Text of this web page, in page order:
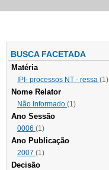
BUSCA FACETADA
Matéria
IPI- processos NT - ressa (1)
Nome Relator
Não Informado (1)
Ano Sessão
0006 (1)
Ano Publicação
2007 (1)
Decisão